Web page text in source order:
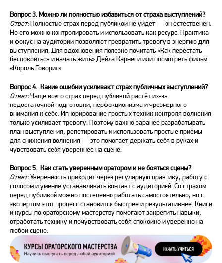
Вопрос 3. Можно ли полностью избавиться от страха выступлений?
Ответ:Полностью страх перед публикой не уйдёт — он естественен.
Но его можно контролировать и использовать как ресурс. Практика
и фокус на аудитории позволяют превратить тревогу в энергию для
выступления. Для вдохновения полезно почитать «Как перестать
беспокоиться и начать жить» Дейла Карнеги или посмотреть фильм
«Король Говорит».
Вопрос 4. Какие ошибки усиливают страх публичных выступлений?
Ответ:Чаще всего страх перед публикой растёт из-за
недостаточной подготовки, перфекционизма и чрезмерного
внимания к себе. Игнорирование простых техник контроля волнения
только усиливает тревогу. Поэтому важно заранее разрабатывать
план выступления, репетировать и использовать простые приёмы
для снижения волнения — это помогает держать себя в руках и
чувствовать себя увереннее на сцене.
Вопрос 5. Как стать уверенным оратором и не бояться сцены?
Ответ:Уверенность приходит через регулярную практику, работу с
голосом и умение устанавливать контакт с аудиторией. Со страхом
перед публикой можно постепенно работать самостоятельно, но с
экспертом этот процесс становится быстрее и результативнее. Книги
и курсы по ораторскому мастерству помогают закрепить навыки,
отработать технику и почувствовать себя спокойно и уверенно на
любой сцене.